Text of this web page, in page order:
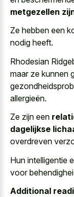
metgezellen
Ze hebben een
nodig heeft.
Rhodesian
maar ze kunnen
allergieën.
Ze zijn een
dagelijkse
overdreven
Hun intelligentie
voor
Additional